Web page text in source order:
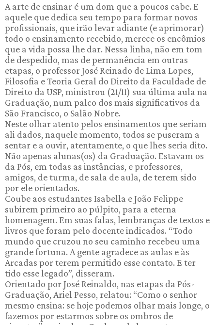
A arte de ensinar é um dom que a poucos cabe. E
aquele que dedica seu tempo para formar novos
profissionais, que irão levar adiante (e aprimorar)
todo o ensinamento recebido, merece os encômios
que a vida possa lhe dar. Nessa linha, não em tom
de despedido, mas de permanência em outras
etapas, o professor José Reinado de Lima Lopes,
Filosofia e Teoria Geral do Direito da Faculdade de
Direito da USP, ministrou (21/11) sua última aula na
Graduação, num palco dos mais significativos da
São Francisco, o Salão Nobre.
Neste olhar atento pelos ensinamentos que seriam
ali dados, naquele momento, todos se puseram a
sentar e a ouvir, atentamente, o que lhes seria dito.
Não apenas alunas(os) da Graduação. Estavam os
da Pós, em todas as instâncias, e professores,
amigos, de turma, de sala de aula, de terem sido
por ele orientados.
Coube aos estudantes Isabella e João Felippe
subirem primeiro ao púlpito, para a eterna
homenagem. Em suas falas, lembranças de textos e
livros que foram pelo docente indicados. “Todo
mundo que cruzou no seu caminho recebeu uma
grande fortuna. A gente agradece as aulas e às
Arcadas por terem permitido esse contato. E ter
tido esse legado”, disseram.
Orientado por José Reinaldo, nas etapas da Pós-
Graduação, Ariel Pesso, relatou: “Como o senhor
mesmo ensina: se hoje podemos olhar mais longe, o
fazemos por estarmos sobre os ombros de